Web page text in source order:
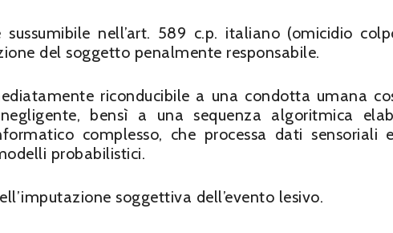
nell’art. 589 c.p. italiano (omicidio
del soggetto penalmente responsabile.
riconducibile a una condotta umana
bensì a una sequenza algoritmica
complesso, che processa dati sensoriali
probabilistici.
soggettiva dell’evento lesivo.